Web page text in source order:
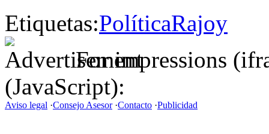
Etiquetas:PolíticaRajoy
For impressions
(JavaScript):
Aviso legal ·Consejo Asesor·Contacto ·Publicidad